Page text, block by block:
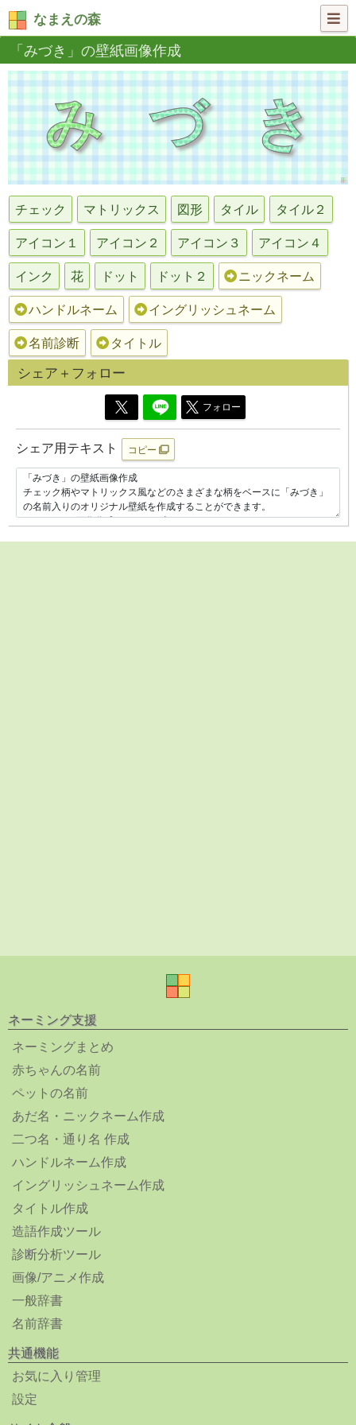
なまえの森
「みづき」の壁紙画像作成
チェック マトリックス 図形 タイル タイル２
アイコン１ アイコン２ アイコン３ アイコン４
インク 花 ドット ドット２ ニックネーム
ハンドルネーム イングリッシュネーム
名前診断 タイトル
シェア＋フォロー
フォロー
シェア用テキスト コピー
ネーミング支援
ネーミングまとめ
赤ちゃんの名前
ペットの名前
あだ名・ニックネーム作成
二つ名・通り名 作成
ハンドルネーム作成
イングリッシュネーム作成
タイトル作成
造語作成ツール
診断分析ツール
画像/アニメ作成
一般辞書
名前辞書
共通機能
お気に入り管理
設定